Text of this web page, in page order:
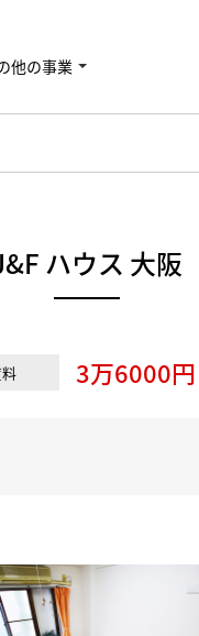
他の事業
ハウス 大阪
3万6000円